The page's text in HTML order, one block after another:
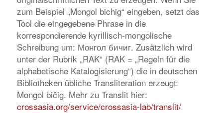
zum Beispiel „Mongol bichig“ eingeben, setzt das
Tool die eingegebene Phrase in die
korrespondierende kyrillisch-mongolische
Schreibung um: Монгол бичиг. Zusätzlich wird
unter der Rubrik „RAK“ (RAK = „Regeln für die
alphabetische Katalogisierung“) die in deutschen
Bibliotheken übliche Transliteration erzeugt:
Mongol bičig. Mehr zu Translit hier:
crossasia.org/service/crossasia-lab/translit/